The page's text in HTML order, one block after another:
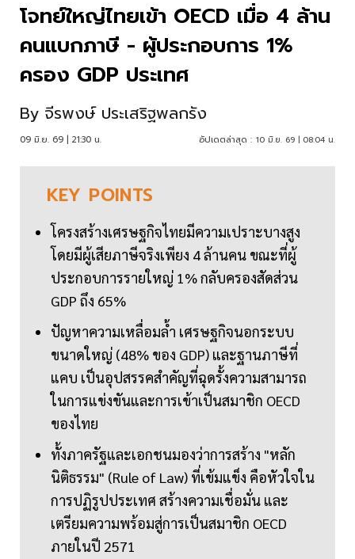
โจทย์ใหญ่ไทยเข้า OECD เมื่อ 4 ล้าน
คนแบกภาษี - ผู้ประกอบการ 1%
ครอง GDP ประเทศ
By จีรพงษ์ ประเสริฐพลกรัง
09 มิ.ย. 69 | 21:30 น. อัปเดตล่าสุด : 10 มิ.ย. 69 | 08:04 น.
KEY POINTS
โครงสร้างเศรษฐกิจไทยมีความเปราะบางสูง
โดยมีผู้เสียภาษีจริงเพียง 4 ล้านคน ขณะที่ผู้
ประกอบการรายใหญ่ 1% กลับครองสัดส่วน
GDP ถึง 65%
ปัญหาความเหลื่อมล้ำ เศรษฐกิจนอกระบบ
ขนาดใหญ่ (48% ของ GDP) และฐานภาษีที่
แคบ เป็นอุปสรรคสำคัญที่ฉุดรั้งความสามารถ
ในการแข่งขันและการเข้าเป็นสมาชิก OECD
ของไทย
ทั้งภาครัฐและเอกชนมองว่าการสร้าง "หลัก
นิติธรรม" (Rule of Law) ที่เข้มแข็ง คือหัวใจใน
การปฏิรูปประเทศ สร้างความเชื่อมั่น และ
เตรียมความพร้อมสู่การเป็นสมาชิก OECD
ภายในปี 2571